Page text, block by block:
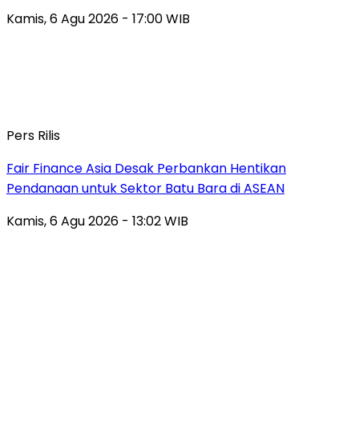
Kamis, 6 Agu 2026 - 17:00 WIB
Pers Rilis
Fair Finance Asia Desak Perbankan Hentikan
Pendanaan untuk Sektor Batu Bara di ASEAN
Kamis, 6 Agu 2026 - 13:02 WIB